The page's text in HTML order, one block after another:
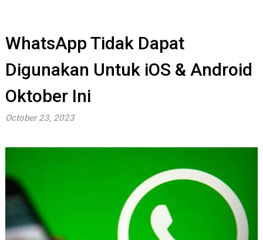
WhatsApp Tidak Dapat
Digunakan Untuk iOS & Android
Oktober Ini
October 23, 2023